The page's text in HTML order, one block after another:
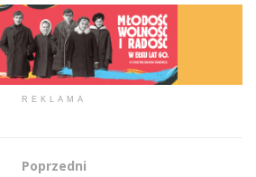
REKLAMA
Poprzedni